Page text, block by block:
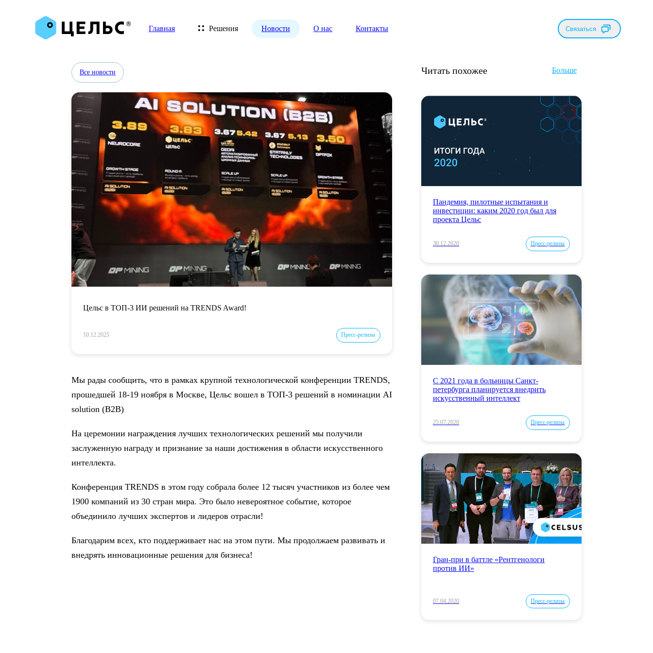
Главная Решения Новости О нас Контакты Связаться
Все новости
Цельс в ТОП-3 ИИ решений на TRENDS Award!
10.12.2025 Пресс-релизы
Мы рады сообщить, что в рамках крупной технологической конференции TRENDS,
прошедшей 18-19 ноября в Москве, Цельс вошел в ТОП-3 решений в номинации AI
solution (B2B)
На церемонии награждения лучших технологических решений мы получили
заслуженную награду и признание за наши достижения в области искусственного
интеллекта.
Конференция TRENDS в этом году собрала более 12 тысяч участников из более чем
1900 компаний из 30 стран мира. Это было невероятное событие, которое
объединило лучших экспертов и лидеров отрасли!
Благодарим всех, кто поддерживает нас на этом пути. Мы продолжаем развивать и
внедрять инновационные решения для бизнеса!
Читать похожее Больше
Пандемия, пилотные испытания и
инвестиции: каким 2020 год был для
проекта Цельс
30.12.2020 Пресс-релизы
С 2021 года в больницы Санкт-
петербурга планируется внедрить
искусственный интеллект
25.07.2020 Пресс-релизы
Гран-при в баттле «Рентгенологи
против ИИ»
07.04.2020 Пресс-релизы